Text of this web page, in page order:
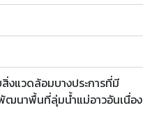
งแวดล้อมบางประการที่มี
ฒนาพื้นที่ลุ่มน้ำแม่อาวอันเนื่อง